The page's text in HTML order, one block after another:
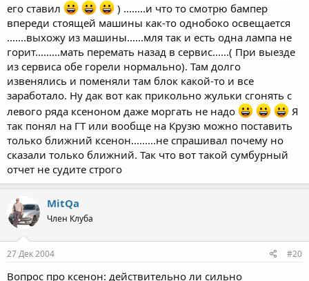
его ставил
) ........и что то смотрю бампер
впереди стоящей машины как-то однобоко освещается
.......выхожу из машины......мля так и есть одна лампа не
горит.........мать перемать назад в сервис......( При выезде
из сервиса обе горели нормально). Там долго
извенялись и поменяли там блок какой-то и все
заработало. Ну дак вот как прикольно жульки сгонять с
левого ряда ксеноном даже моргать не надо
Я
так понял на ГТ или вообще на Крузю можно поставить
только ближний ксенон.........не спрашивал почему но
сказали только ближний. Так что вот такой сумбурный
отчет не судите строго
MitQa
Член Клуба
27 Дек 2004 #20
Вопрос про ксенон: действительно ли сильно